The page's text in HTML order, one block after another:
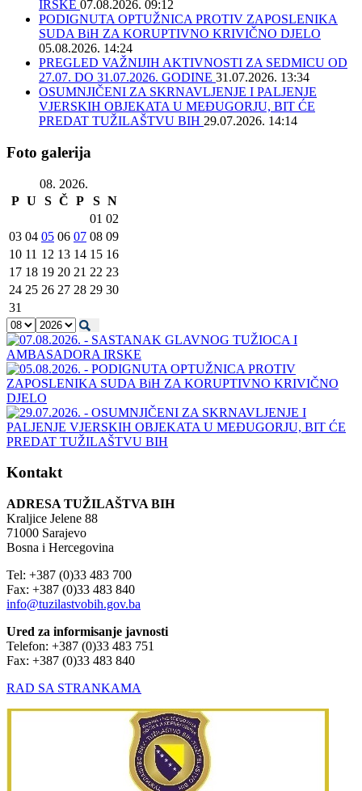
IRSKE 07.08.2026. 09:12
PODIGNUTA OPTUŽNICA PROTIV ZAPOSLENIKA
SUDA BiH ZA KORUPTIVNO KRIVIČNO DJELO
05.08.2026. 14:24
PREGLED VAŽNIJIH AKTIVNOSTI ZA SEDMICU OD
27.07. DO 31.07.2026. GODINE 31.07.2026. 13:34
OSUMNJIČENI ZA SKRNAVLJENJE I PALJENJE
VJERSKIH OBJEKATA U MEĐUGORJU, BIT ĆE
PREDAT TUŽILAŠTVU BIH 29.07.2026. 14:14
Foto galerija
08. 2026.
P U S Č P S N
01 02
03 04 05 06 07 08 09
10 11 12 13 14 15 16
17 18 19 20 21 22 23
24 25 26 27 28 29 30
31
Kontakt
ADRESA TUŽILAŠTVA BIH
Kraljice Jelene 88
71000 Sarajevo
Bosna i Hercegovina
Tel: +387 (0)33 483 700
Fax: +387 (0)33 483 840
info@tuzilastvobih.gov.ba
Ured za informisanje javnosti
Telefon: +387 (0)33 483 751
Fax: +387 (0)33 483 840
RAD SA STRANKAMA